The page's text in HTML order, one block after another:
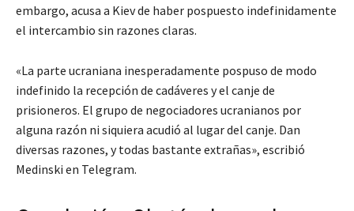
embargo, acusa a Kiev de haber pospuesto indefinidamente
el intercambio sin razones claras.
«La parte ucraniana inesperadamente pospuso de modo
indefinido la recepción de cadáveres y el canje de
prisioneros. El grupo de negociadores ucranianos por
alguna razón ni siquiera acudió al lugar del canje. Dan
diversas razones, y todas bastante extrañas», escribió
Medinski en Telegram.